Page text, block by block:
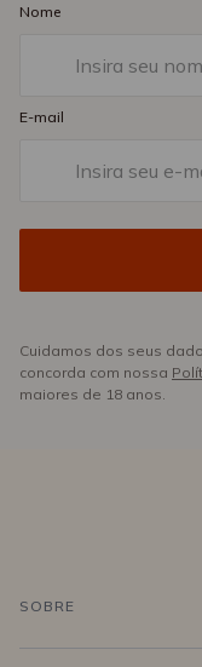
Nome
E-mail
Cuidamos dos seus
concorda com nossa
maiores de 18 anos.
SOBRE